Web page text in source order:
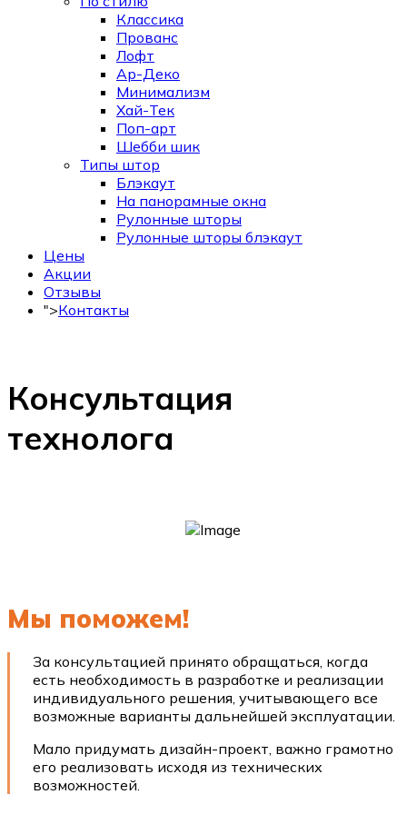
Классика
Прованс
Лофт
Ар-Деко
Минимализм
Хай-Тек
Поп-арт
Шебби шик
Типы штор
Блэкаут
На панорамные окна
Рулонные шторы
Рулонные шторы блэкаут
Цены
Акции
Отзывы
">Контакты
Консультация
технолога
Мы поможем!
За консультацией принято обращаться, когда
есть необходимость в разработке и реализации
индивидуального решения, учитывающего все
возможные варианты дальнейшей эксплуатации.
Мало придумать дизайн-проект, важно грамотно
его реализовать исходя из технических
возможностей.